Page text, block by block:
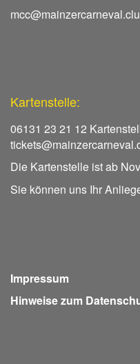
Kartenstelle:
06131 23 21 12
Die Kartenstelle ist ab
Sie können uns Ihr
Impressum
Hinweise zum